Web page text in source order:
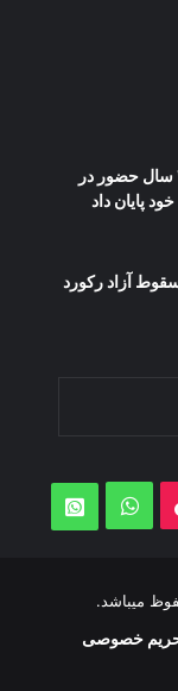
اسلام‌الدین امیری پس از ۲۰ سال حضور در
پایان داد
آزاد رکورد
TikTok
WhatsApp
میباشد.
خصوصی